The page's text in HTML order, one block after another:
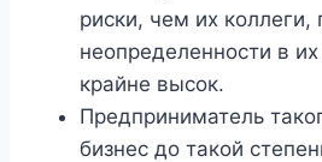
риски, чем их коллеги,
неопределенности в
крайне высок.
Предприниматель
бизнес до такой